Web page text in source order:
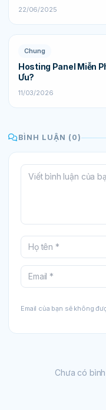
22/06/2025
Chung
Hosting Panel Miễn
Ưu?
11/03/2026
BÌNH LUẬN (0)
Email của bạn sẽ không
Chưa có